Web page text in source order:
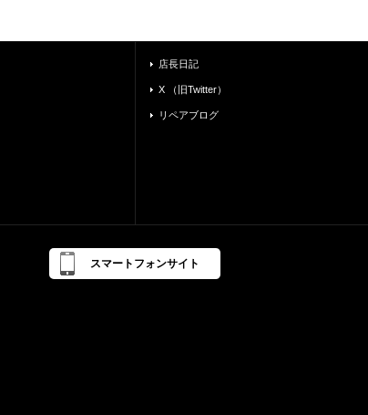
店長日記
X （旧Twitter）
リペアブログ
スマートフォンサイト